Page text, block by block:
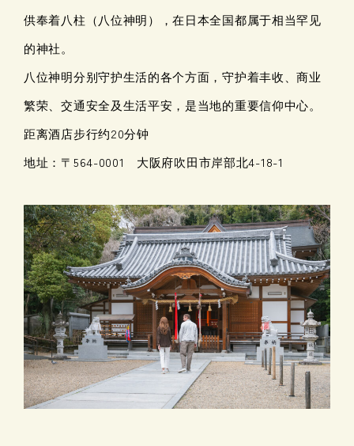
供奉着八柱（八位神明），在日本全国都属于相当罕见
的神社。
八位神明分别守护生活的各个方面，守护着丰收、商业
繁荣、交通安全及生活平安，是当地的重要信仰中心。
距离酒店步行约20分钟
地址：〒564-0001 大阪府吹田市岸部北4-18-1